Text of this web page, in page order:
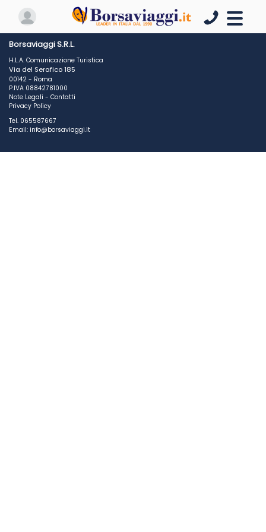
Borsaviaggi S.R.L.
H.L.A. Comunicazione Turistica
Via del Serafico 185
00142 - Roma
P.IVA 08842781000
Note Legali - Contatti
Privacy Policy
Tel. 065587667
Email: info@borsaviaggi.it